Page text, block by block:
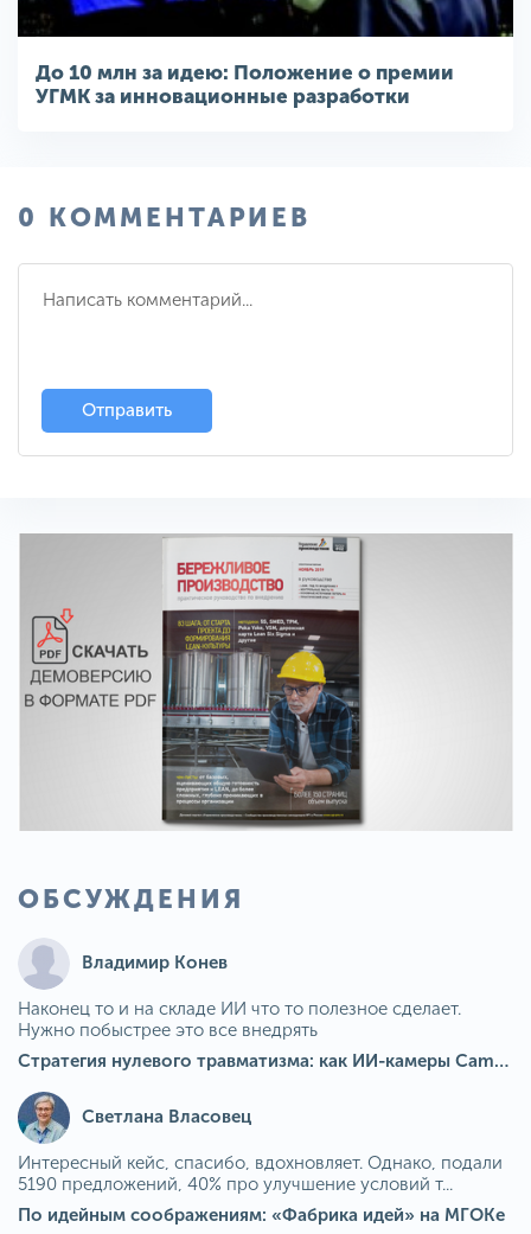
До 10 млн за идею: Положение о премии
УГМК за инновационные разработки
0 КОММЕНТАРИЕВ
Отправить
ОБСУЖДЕНИЯ
Владимир Конев
Наконец то и на складе ИИ что то полезное сделает.
Нужно побыстрее это все внедрять
Стратегия нулевого травматизма: как ИИ-камеры Camkord снижают риск наезда на пешехода при работе на погрузчике
Светлана Власовец
Интересный кейс, спасибо, вдохновляет. Однако, подали
5190 предложений, 40% про улучшение условий т...
По идейным соображениям: «Фабрика идей» на МГОКе